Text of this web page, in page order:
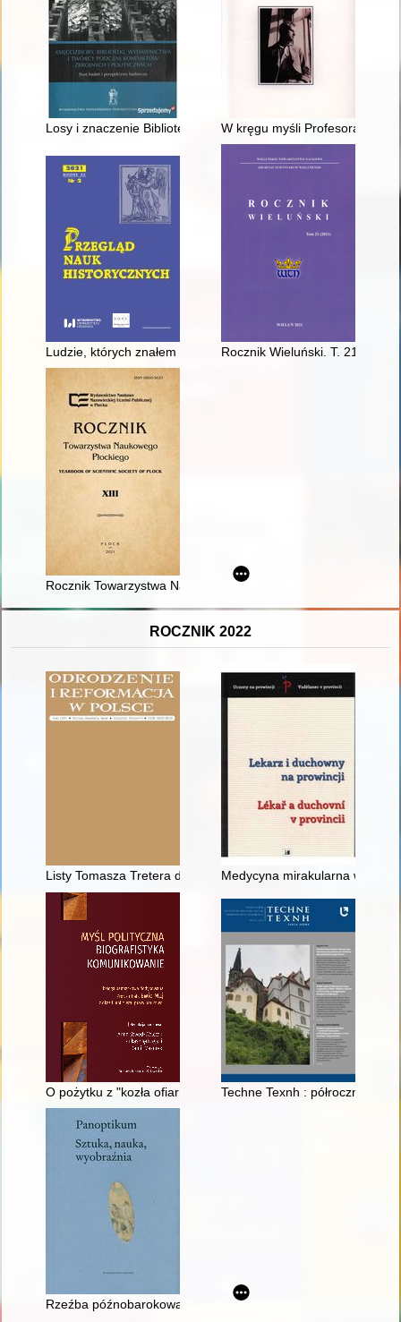
Losy i znaczenie Biblioteki Polskiej w Rzymie w latach 1921-
W kręgu myśli Profesora Jana
Ludzie, których znałem - recenzja]Rocznik Wieluński. T. 21 (2021)
Rocznik Towarzystwa Naukowego Płockiego. [R.] 13 (2021)
ROCZNIK 2022
Listy Tomasza Tretera do biskupa Szymona Rudnickiego w
Medycyna mirakularna w
O pożytku z "kozła ofiarnego" w walce politycznej : przypadek
Techne Texnh : półrocznik
Rzeźba późnobarokowa w przestrzeni publicznej w